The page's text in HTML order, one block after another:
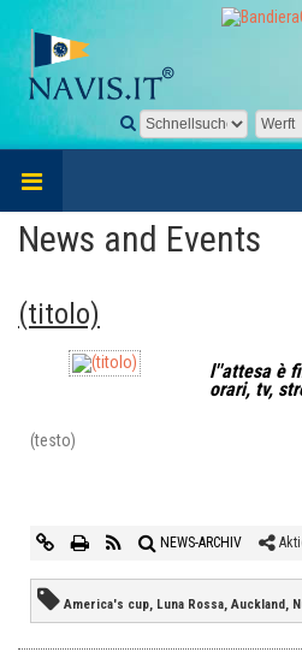
News and Events
(titolo)
l''attesa è
orari, tv,
(testo)
NEWS-ARCHIV
America's cup, Luna Rossa, Auckland,